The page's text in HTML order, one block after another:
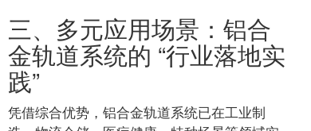
三、多元应用场景：铝合
金轨道系统的 “行业落地实
践”
凭借综合优势，铝合金轨道系统已在工业制